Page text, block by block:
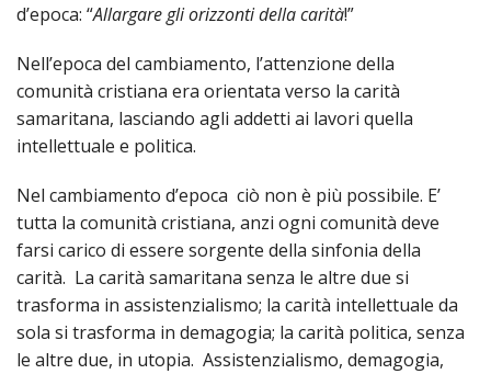
d’epoca: “Allargare gli orizzonti della carità!”
Nell’epoca del cambiamento, l’attenzione della
comunità cristiana era orientata verso la carità
samaritana, lasciando agli addetti ai lavori quella
intellettuale e politica.
Nel cambiamento d’epoca ciò non è più possibile. E’
tutta la comunità cristiana, anzi ogni comunità deve
farsi carico di essere sorgente della sinfonia della
carità. La carità samaritana senza le altre due si
trasforma in assistenzialismo; la carità intellettuale da
sola si trasforma in demagogia; la carità politica, senza
le altre due, in utopia. Assistenzialismo, demagogia,